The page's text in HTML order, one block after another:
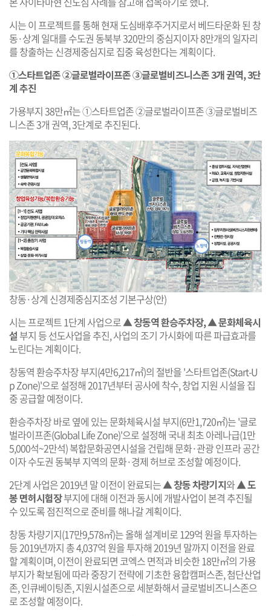
시는 이 프로젝트를 통해 현재 도심배후주거지로서 베드타운화 된 창
동·상계 일대를 수도권 동북부 320만의 중심지이자 8만개의 일자리
를 창출하는 신경제중심지로 집중 육성한다는 계획이다.
①스타트업존 ②글로벌라이프존 ③글로벌비즈니스존 3개 권역, 3단
계 추진
가용부지 38만㎡는 ①스타트업존 ②글로벌라이프존 ③글로벌비즈
니스존 3개 권역, 3단계로 추진된다.
창동·상계 신경제중심지조성 기본구상(안)
시는 프로젝트 1단계 사업으로▲ 창동역 환승주차장, ▲ 문화체육시
설 부지 등 선도사업을 추진, 사업의 조기 가시화에 따른 파급효과를
노린다는 계획이다.
창동역 환승주차장 부지(4만6,217㎡)의 절반을 '스타트업존(Start-U
p Zone)'으로 설정해 2017년부터 공사에 착수, 창업 지원 시설을 집
중 공급할 예정이다.
환승주차장 바로 옆에 있는 문화체육시설 부지(6만1,720㎡)는 '글로
벌라이프존(Global Life Zone)'으로 설정해 국내 최초 아레나급(1만
5,000석~2만석) 복합문화공연시설을 건립해 문화·관광 인프라 공간
이자 수도권 동북부 지역의 문화·경제 허브로 조성할 예정이다.
2단계 사업은 2019년 말 이전이 완료되는▲ 창동 차량기지와 ▲도
봉 면허시험장부지에 대해 이전과 동시에 개발사업이 본격 추진될
수 있도록 점진적으로 준비를 해나갈 계획이다.
창동 차량기지(17만9,578㎡)는 올해 설계비로 129억 원을 투자하는
등 2019년까지 총 4,037억 원을 투자해 2019년 말까지 이전을 완료
할 계획이며, 이전이 완료되면 코엑스 면적과 비슷한 18만㎡의 가용
부지가 확보됨에 따라 중장기 전략에 기초한 융합캠퍼스존, 첨단산업
존, 인큐베이팅존, 지원시설존으로 세분화해서 글로벌비즈니스존으
로 조성할 예정이다.